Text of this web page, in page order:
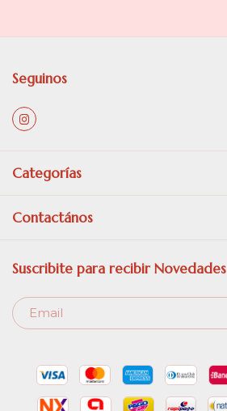
Seguinos
Categorías
Contactános
Suscribite para recibir Novedades